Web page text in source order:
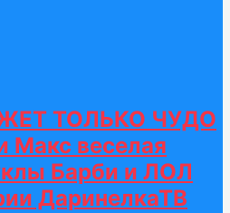
ТОЛЬКО ЧУДО
Макс веселая
Барби и ЛОЛ
ДаринелкаТВ